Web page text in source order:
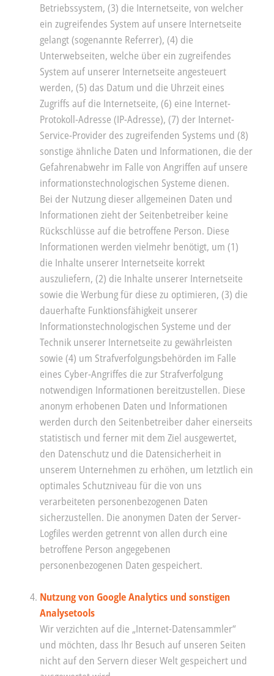
Betriebssystem, (3) die Internetseite, von welcher
ein zugreifendes System auf unsere Internetseite
gelangt (sogenannte Referrer), (4) die
Unterwebseiten, welche über ein zugreifendes
System auf unserer Internetseite angesteuert
werden, (5) das Datum und die Uhrzeit eines
Zugriffs auf die Internetseite, (6) eine Internet-
Protokoll-Adresse (IP-Adresse), (7) der Internet-
Service-Provider des zugreifenden Systems und (8)
sonstige ähnliche Daten und Informationen, die der
Gefahrenabwehr im Falle von Angriffen auf unsere
informationstechnologischen Systeme dienen.
Bei der Nutzung dieser allgemeinen Daten und
Informationen zieht der Seitenbetreiber keine
Rückschlüsse auf die betroffene Person. Diese
Informationen werden vielmehr benötigt, um (1)
die Inhalte unserer Internetseite korrekt
auszuliefern, (2) die Inhalte unserer Internetseite
sowie die Werbung für diese zu optimieren, (3) die
dauerhafte Funktionsfähigkeit unserer
Informationstechnologischen Systeme und der
Technik unserer Internetseite zu gewährleisten
sowie (4) um Strafverfolgungsbehörden im Falle
eines Cyber-Angriffes die zur Strafverfolgung
notwendigen Informationen bereitzustellen. Diese
anonym erhobenen Daten und Informationen
werden durch den Seitenbetreiber daher einerseits
statistisch und ferner mit dem Ziel ausgewertet,
den Datenschutz und die Datensicherheit in
unserem Unternehmen zu erhöhen, um letztlich ein
optimales Schutzniveau für die von uns
verarbeiteten personenbezogenen Daten
sicherzustellen. Die anonymen Daten der Server-
Logfiles werden getrennt von allen durch eine
betroffene Person angegebenen
personenbezogenen Daten gespeichert.
Nutzung von Google Analytics und sonstigen
Analysetools
Wir verzichten auf die „Internet-Datensammler“
und möchten, dass Ihr Besuch auf unseren Seiten
nicht auf den Servern dieser Welt gespeichert und